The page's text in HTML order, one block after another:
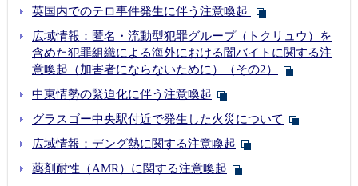
英国内でのテロ事件発生に伴う注意喚起
広域情報：匿名・流動型犯罪グループ（トクリュウ）を
含めた犯罪組織による海外における闇バイトに関する注
意喚起（加害者にならないために）（その2）
中東情勢の緊迫化に伴う注意喚起
グラスゴー中央駅付近で発生した火災について
広域情報：デング熱に関する注意喚起
薬剤耐性（AMR）に関する注意喚起